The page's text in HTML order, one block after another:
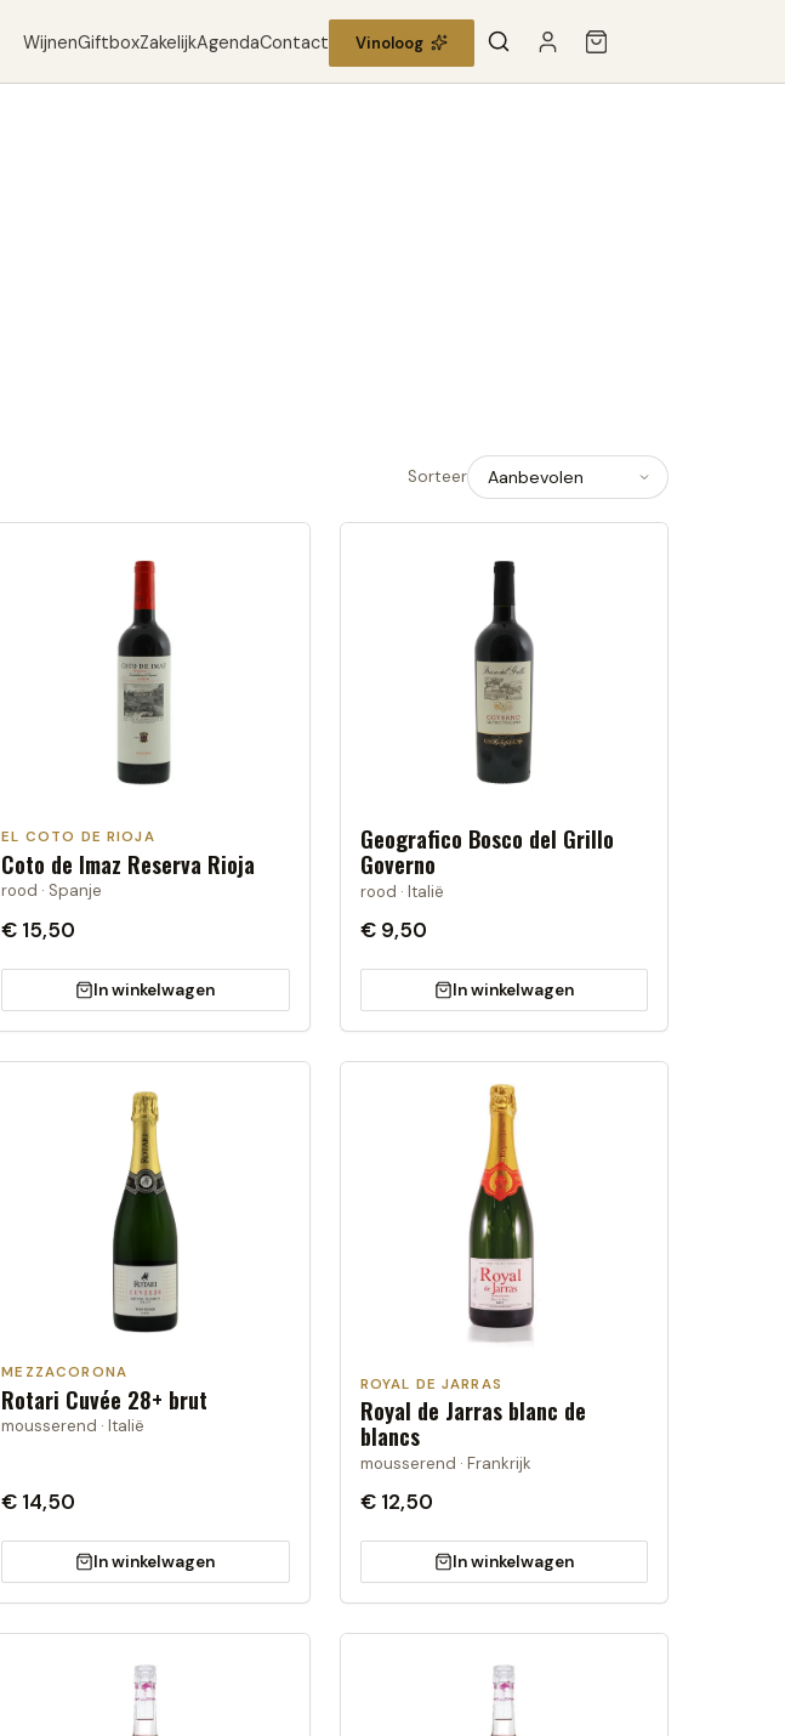
WijnenGiftboxZakelijkAgendaContact Vinoloog
Sorteer
EL COTO DE RIOJA
Coto de Imaz Reserva Rioja
rood · Spanje
€ 15,50
In winkelwagen
Geografico Bosco del Grillo
Governo
rood · Italië
€ 9,50
In winkelwagen
MEZZACORONA
Rotari Cuvée 28+ brut
mousserend · Italië
€ 14,50
In winkelwagen
ROYAL DE JARRAS
Royal de Jarras blanc de
blancs
mousserend · Frankrijk
€ 12,50
In winkelwagen